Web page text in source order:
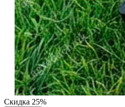
Скидка 25%